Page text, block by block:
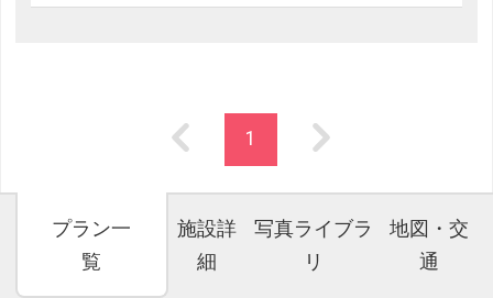
1
プラン一
覧
施設詳
細
写真ライブラ
リ
地図・交
通